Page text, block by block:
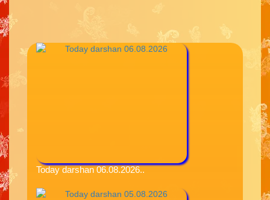
Today darshan 06.08.2026..